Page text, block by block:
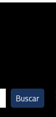
Buscar